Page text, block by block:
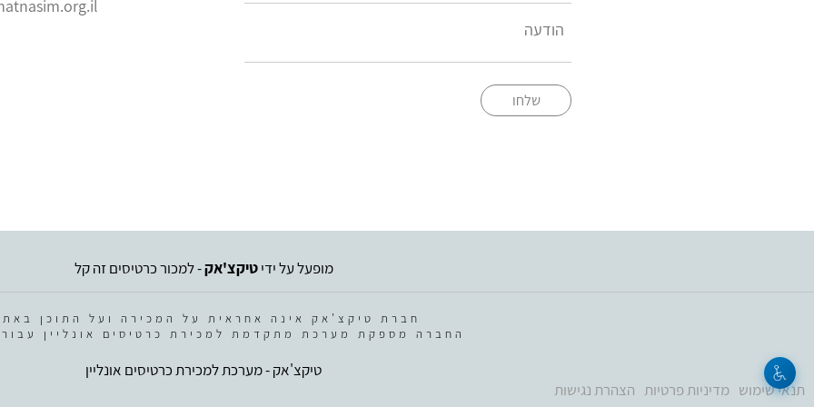
שלחו
מופעל על ידיטיקצ'אק- למכור כרטיסים זה קל
חברת טיקצ'אק אינה אחראית על המכירה ועל התוכן
החברה מספקת מערכת מתקדמת למכירת כרטיסים אונליין
טיקצ'אק - מערכת למכירת כרטיסים אונליין
תנאי שימוש מדיניות פרטיות הצהרת נגישות